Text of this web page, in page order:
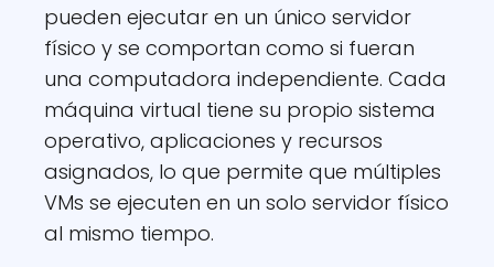
pueden ejecutar en un único servidor
físico y se comportan como si fueran
una computadora independiente. Cada
máquina virtual tiene su propio sistema
operativo, aplicaciones y recursos
asignados, lo que permite que múltiples
VMs se ejecuten en un solo servidor físico
al mismo tiempo.